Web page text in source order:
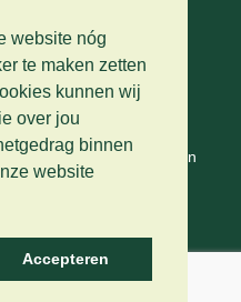
website nóg
te maken zetten
kunnen wij
over jou
binnen
website
Accepteren
contact
privacy
algemene voorwaarden